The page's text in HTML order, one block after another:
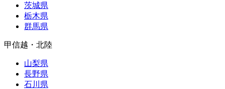
茨城県
栃木県
群馬県
甲信越・北陸
山梨県
長野県
石川県